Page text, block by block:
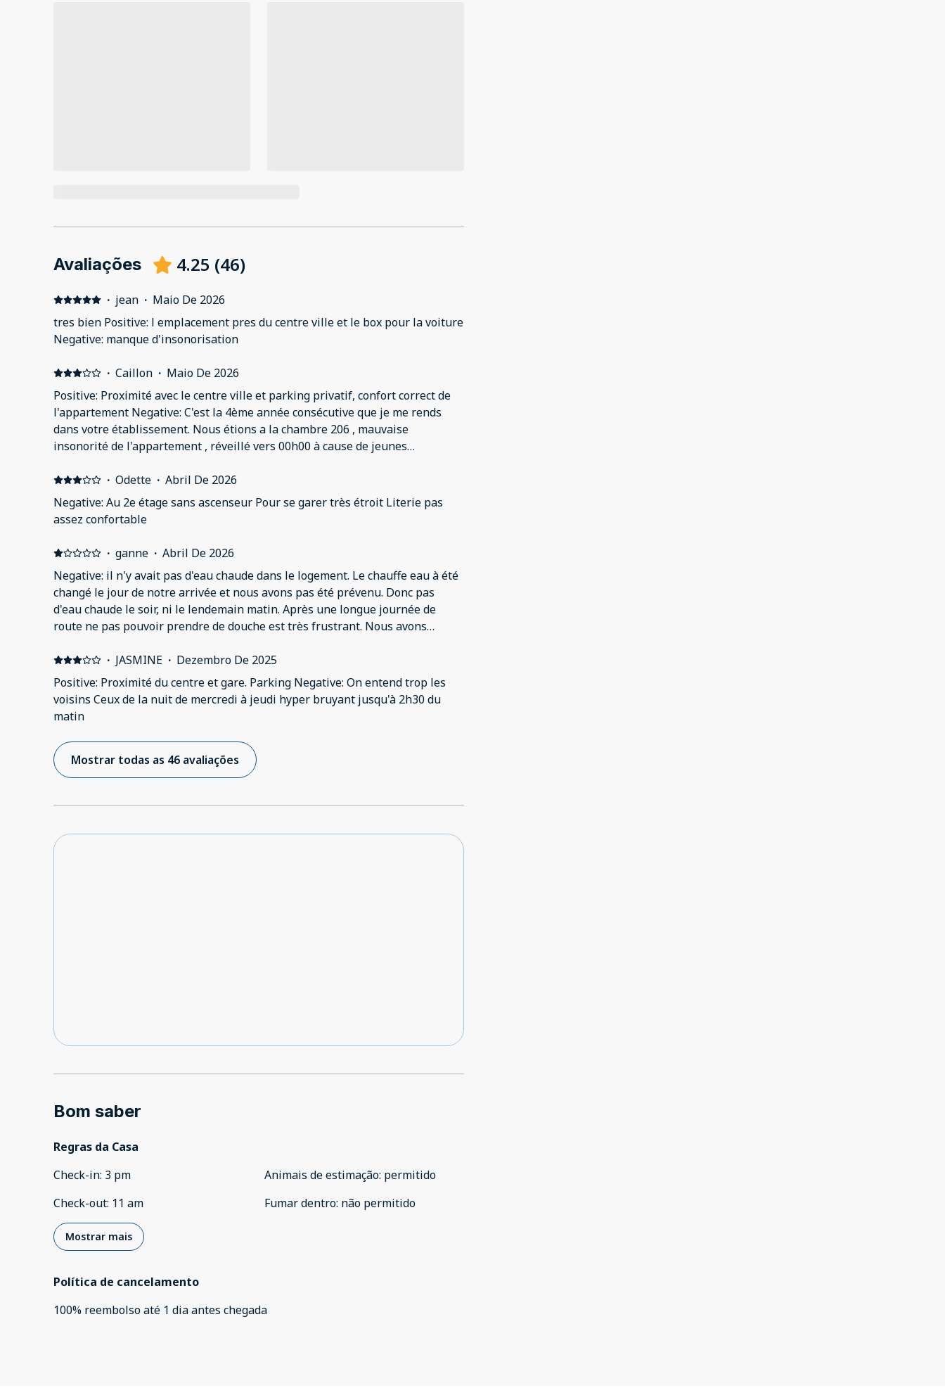
Avaliações 4.25 (46)
· jean · Maio De 2026
tres bien Positive: l emplacement pres du centre ville et le box pour la voiture
Negative: manque d'insonorisation
· Caillon · Maio De 2026
Positive: Proximité avec le centre ville et parking privatif, confort correct de
l'appartement Negative: C'est la 4ème année consécutive que je me rends
dans votre établissement. Nous étions a la chambre 206 , mauvaise
insonorité de l'appartement , réveillé vers 00h00 à cause de jeunes
fermée on les entendais ... de plus le pub voisin passe de la musique très
forte, obligé de dormir avec des boules kies ...le matelas du lit est à changer
car très inconfortable, manque un miroir dans la pièce a vivre , mais dans
· Odette · Abril De 2026
Negative: Au 2e étage sans ascenseur Pour se garer très étroit Literie pas
assez confortable
· ganne · Abril De 2026
Negative: il n'y avait pas d'eau chaude dans le logement. Le chauffe eau à été
changé le jour de notre arrivée et nous avons pas été prévenu. Donc pas
d'eau chaude le soir, ni le lendemain matin. Après une longue journée de
route ne pas pouvoir prendre de douche est très frustrant. Nous avons
la que l'on a su que le chauffe eau avait été changé le jour de notre arrivée.
Nous espérons un dédommagement à la hauteur de notre frustration.
· JASMINE · Dezembro De 2025
Positive: Proximité du centre et gare. Parking Negative: On entend trop les
voisins Ceux de la nuit de mercredi à jeudi hyper bruyant jusqu'à 2h30 du
matin
Mostrar todas as 46 avaliações
Bom saber
Regras da Casa
Check-in: 3 pm
Check-out: 11 am
Animais de estimação: permitido
Fumar dentro: não permitido
Mostrar mais
Política de cancelamento
100% reembolsoaté 1 diaantes chegada